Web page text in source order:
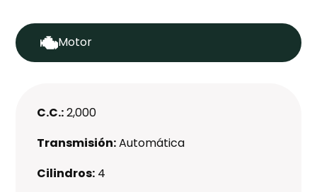
Motor
C.C.:2,000
Transmisión:Automática
Cilindros: 4